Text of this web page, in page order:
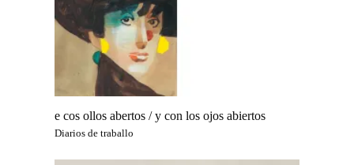
e cos ollos abertos / y con los ojos abiertos
Diarios de traballo